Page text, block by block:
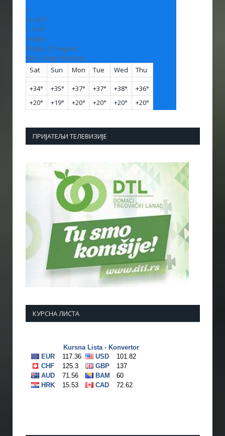
C
H: +33°
L: +19°
Vranje
Friday, 07 August
See 7-Day Forecast
Sat
Sun Mon Tue Wed Thu
+34° +35° +37° +37° +38° +36°
+20° +19° +20° +20° +20° +20°
ПРИЈАТЕЉИ ТЕЛЕВИЗИЈЕ
КУРСНА ЛИСТА